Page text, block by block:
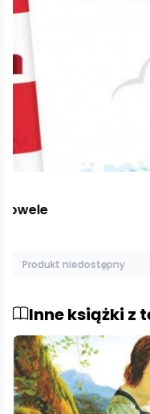
Inne książki z